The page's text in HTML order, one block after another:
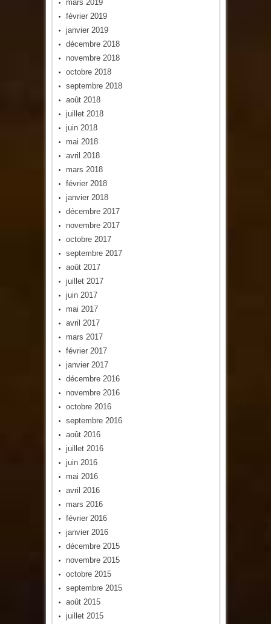
mars 2019
février 2019
janvier 2019
décembre 2018
novembre 2018
octobre 2018
septembre 2018
août 2018
juillet 2018
juin 2018
mai 2018
avril 2018
mars 2018
février 2018
janvier 2018
décembre 2017
novembre 2017
octobre 2017
septembre 2017
août 2017
juillet 2017
juin 2017
mai 2017
avril 2017
mars 2017
février 2017
janvier 2017
décembre 2016
novembre 2016
octobre 2016
septembre 2016
août 2016
juillet 2016
juin 2016
mai 2016
avril 2016
mars 2016
février 2016
janvier 2016
décembre 2015
novembre 2015
octobre 2015
septembre 2015
août 2015
juillet 2015